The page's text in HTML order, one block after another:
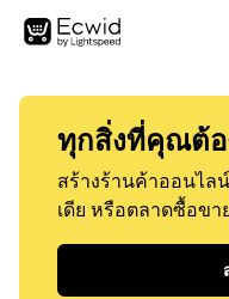
ทุกสิ่งที่คุณต้อ
สร้างร้านค้าออนไล
เดีย หรือตลาดซื้อข